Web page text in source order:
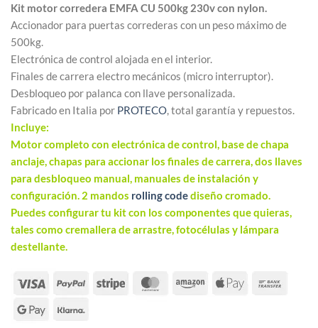
Kit motor corredera EMFA CU 500kg 230v con nylon.
Accionador para puertas correderas con un peso máximo de
500kg.
Electrónica de control alojada en el interior.
Finales de carrera electro mecánicos (micro interruptor).
Desbloqueo por palanca con llave personalizada.
Fabricado en Italia por PROTECO , total garantía y repuestos.
Incluye:
Motor completo con electrónica de control, base de chapa
anclaje, chapas para accionar los finales de carrera, dos llaves
para desbloqueo manual, manuales de instalación y
configuración. 2 mandos rolling codediseño cromado.
Puedes configurar tu kit con los componentes que quieras,
tales como cremallera de arrastre, fotocélulas y lámpara
destellante.